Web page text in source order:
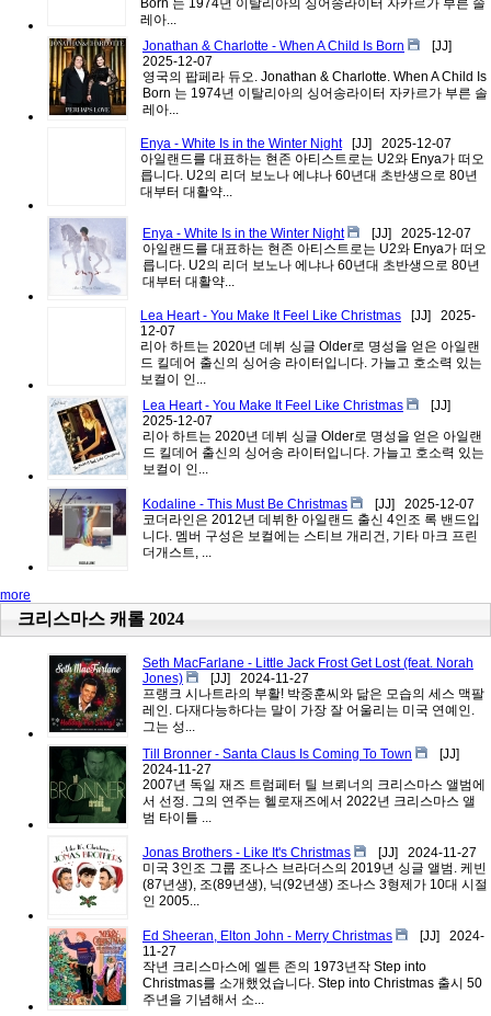
Born 는 1974년 이탈리아의 싱어송라이터 자카르가 부른 솔
레아...
Jonathan & Charlotte - When A Child Is Born
[JJ]
2025-12-07
영국의 팝페라 듀오. Jonathan & Charlotte. When A Child Is
Born 는 1974년 이탈리아의 싱어송라이터 자카르가 부른 솔
레아...
Enya - White Is in the Winter Night [JJ]
2025-12-07
아일랜드를 대표하는 현존 아티스트로는 U2와 Enya가 떠오
릅니다. U2의 리더 보노나 에냐나 60년대 초반생으로 80년
대부터 대활약...
Enya - White Is in the Winter Night [JJ]
2025-12-07
아일랜드를 대표하는 현존 아티스트로는 U2와 Enya가 떠오
릅니다. U2의 리더 보노나 에냐나 60년대 초반생으로 80년
대부터 대활약...
Lea Heart - You Make It Feel Like Christmas [JJ]
2025-
12-07
리아 하트는 2020년 데뷔 싱글 Older로 명성을 얻은 아일랜
드 킬데어 출신의 싱어송 라이터입니다. 가늘고 호소력 있는
보컬이 인...
Lea Heart - You Make It Feel Like Christmas
[JJ]
2025-12-07
리아 하트는 2020년 데뷔 싱글 Older로 명성을 얻은 아일랜
드 킬데어 출신의 싱어송 라이터입니다. 가늘고 호소력 있는
보컬이 인...
Kodaline - This Must Be Christmas [JJ]
2025-12-07
코더라인은 2012년 데뷔한 아일랜드 출신 4인조 록 밴드입
니다. 멤버 구성은 보컬에는 스티브 개리건, 기타 마크 프린
더개스트, ...
more
크리스마스 캐롤 2024
Seth MacFarlane - Little Jack Frost Get Lost (feat. Norah
Jones)
[JJ]
2024-11-27
프랭크 시나트라의 부활! 박중훈씨와 닮은 모습의 세스 맥팔
레인. 다재다능하다는 말이 가장 잘 어울리는 미국 연예인.
그는 성...
Till Bronner - Santa Claus Is Coming To Town
[JJ]
2024-11-27
2007년 독일 재즈 트럼페터 틸 브뢰너의 크리스마스 앨범에
서 선정. 그의 연주는 헬로재즈에서 2022년 크리스마스 앨
범 타이틀 ...
Jonas Brothers - Like It's Christmas [JJ]
2024-11-27
미국 3인조 그룹 조나스 브라더스의 2019년 싱글 앨범. 케빈
(87년생), 조(89년생), 닉(92년생) 조나스 3형제가 10대 시절
인 2005...
Ed Sheeran, Elton John - Merry Christmas [JJ]
2024-
11-27
작년 크리스마스에 엘튼 존의 1973년작 Step into
Christmas를 소개했었습니다. Step into Christmas 출시 50
주년을 기념해서 소...